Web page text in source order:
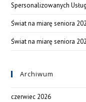
Spersonalizowanych
Świat na miarę seniora
Świat na miarę seniora
Archiwum
czerwiec 2026